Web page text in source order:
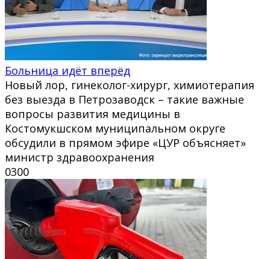
Больница идёт вперёд
Новый лор, гинеколог-хирург, химиотерапия
без выезда в Петрозаводск – такие важные
вопросы развития медицины в
Костомукшском муниципальном округе
обсудили в прямом эфире «ЦУР объясняет»
министр здравоохранения
0300